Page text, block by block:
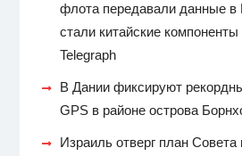
флота передавали данные в
стали китайские
Telegraph
В Дании фиксируют
GPS в районе острова
Израиль отверг план Совета